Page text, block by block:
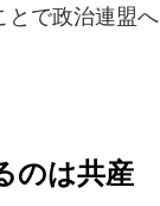
とで政治連盟へ
のは共産